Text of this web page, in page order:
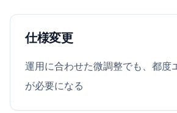
仕様変更
運用に合わせた微調整でも、都度
が必要になる